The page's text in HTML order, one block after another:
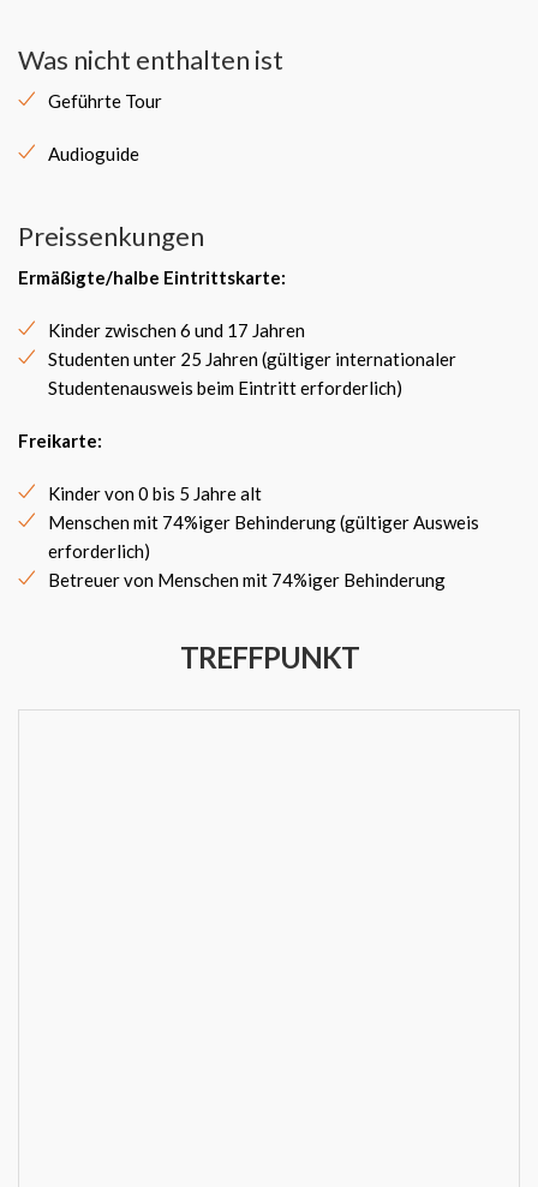
Was nicht enthalten ist
Geführte Tour
Audioguide
Preissenkungen
Ermäßigte/halbe Eintrittskarte:
Kinder zwischen 6 und 17 Jahren
Studenten unter 25 Jahren (gültiger internationaler
Studentenausweis beim Eintritt erforderlich)
Freikarte:
Kinder von 0 bis 5 Jahre alt
Menschen mit 74%iger Behinderung (gültiger Ausweis
erforderlich)
Betreuer von Menschen mit 74%iger Behinderung
TREFFPUNKT